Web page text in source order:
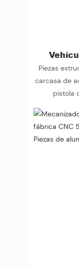
Piezas
carcasa de
pistola